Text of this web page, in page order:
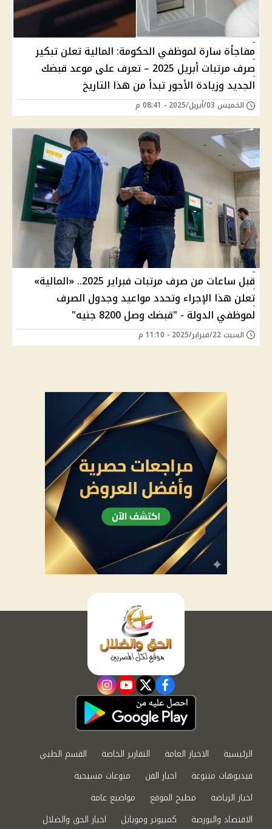
مفاجأة سارة لموظفي الحكومة: المالية تعلن تبكير
صرف مرتبات أبريل 2025 – تعرف على موعد قبضك
الجديد وزيادة الأجور تبدأ من هذا التاريخ
الخميس 03/أبريل/2025 - 08:41 م
قبل ساعات من صرف مرتبات فبراير 2025.. «المالية»
تعلن هذا الإجراء وتحدد مواعيد وجدول الصرف
لموظفي الدولة - "قبضك وصل 8200 جنيه"
السبت 22/فبراير/2025 - 11:10 م
facebook
twitter
youtube
instagram
الرئيسية الاخبار العامة التقارير الخاصة
القسم الطبي
فيديوهات متنوعة
اخبار الفن
منوعات مسيحية
اخبار الرياضة
مطبخ الموقع
مواضيع عامة
الاقتصاد والبورصة
كمبيوتر وموبايل اخبار الحق والضلال